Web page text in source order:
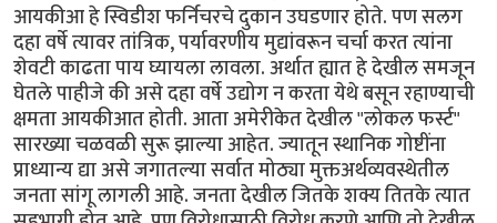
आयकीआ हे स्विडीश फर्निचरचे दुकान उघडणार होते. पण सलग
दहा वर्षे त्यावर तांत्रिक, पर्यावरणीय मुद्यांवरून चर्चा करत त्यांना
शेवटी काढता पाय घ्यायला लावला. अर्थात ह्यात हे देखील समजून
घेतले पाहीजे की असे दहा वर्षे उद्योग न करता येथे बसून रहाण्याची
क्षमता आयकीआत होती. आता अमेरीकेत देखील "लोकल फर्स्ट"
सारख्या चळवळी सुरू झाल्या आहेत. ज्यातून स्थानिक गोष्टींना
प्राध्यान्य द्या असे जगातल्या सर्वात मोठ्या मुक्तअर्थव्यवस्थेतील
जनता सांगू लागली आहे. जनता देखील जितके शक्य तितके त्यात